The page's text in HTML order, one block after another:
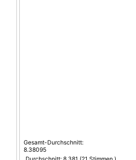
Gesamt-Durchschnitt:
8.38095